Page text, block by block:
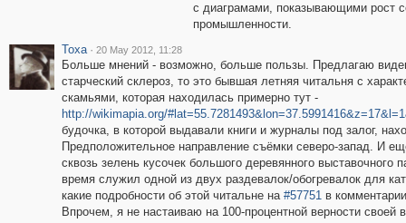
с диаграмами, показывающими рост
промышленности.
Toxa · 20 May 2012, 11:28
Больше мнений - возможно, больше пользы. Предлагаю
старческий склероз, то это бывшая летняя читальня с
скамьями, которая находилась примерно тут -
http://wikimapia.org/
будочка, в которой выдавали книги и журналы под залог,
Предположительное направление съёмки северо-запад. И
сквозь зелень кусочек большого деревянного выставочного
время служил одной из двух раздевалок/обогревалок для
какие подробности об этой читальне на #57751в
Впрочем, я не настаиваю на 100-процентной верности своей